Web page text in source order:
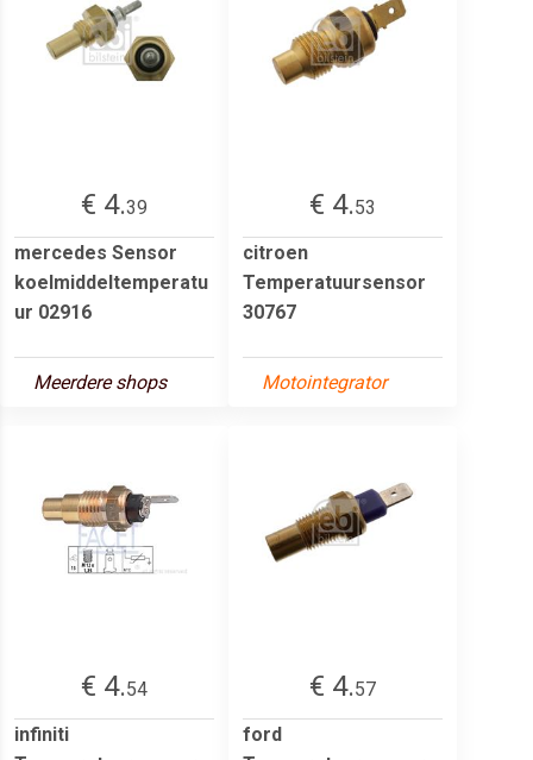
€ 4.39
mercedes Sensor
koelmiddeltemperatu
ur 02916
Meerdere shops
€ 4.53
citroen
Temperatuursensor
30767
Motointegrator
€ 4.54
infiniti
€ 4.57
ford